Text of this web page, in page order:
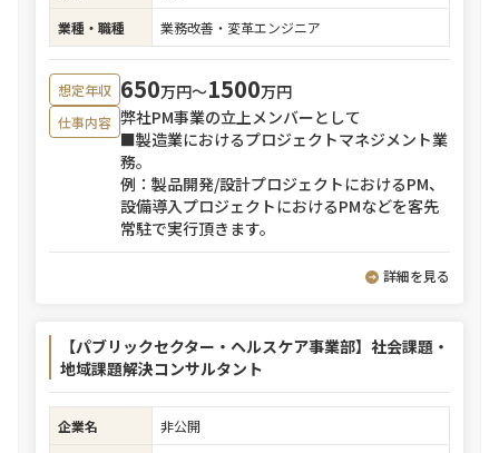
業種・職種
業務改善・変革エンジニア
想定年収 650万円〜1500万円
仕事内容 弊社PM事業の立上メンバーとして
■製造業におけるプロジェクトマネジメント業
務。
例：製品開発/設計プロジェクトにおけるPM、
設備導入プロジェクトにおけるPMなどを客先
常駐で実行頂きます。
詳細を見る
【パブリックセクター・ヘルスケア事業部】社会課題・
地域課題解決コンサルタント
企業名
非公開